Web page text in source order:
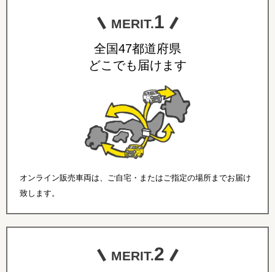
MERIT.1
全国47都道府県
どこでも届けます
オンライン販売車両は、ご自宅・またはご指定の場所までお届け
致します。
MERIT.2